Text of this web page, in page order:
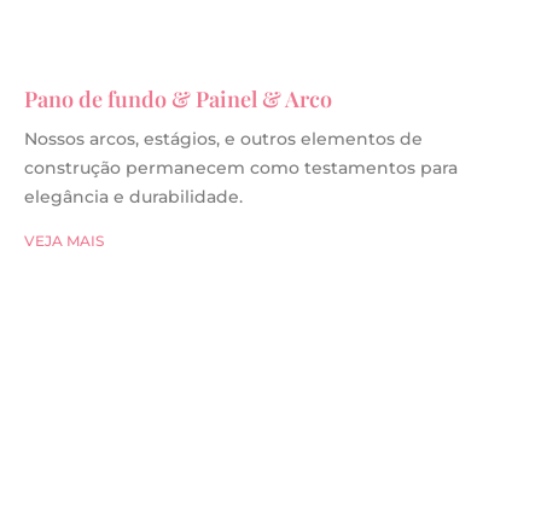
Pano de fundo & Painel & Arco
Nossos arcos, estágios, e outros elementos de
construção permanecem como testamentos para
elegância e durabilidade.
VEJA MAIS